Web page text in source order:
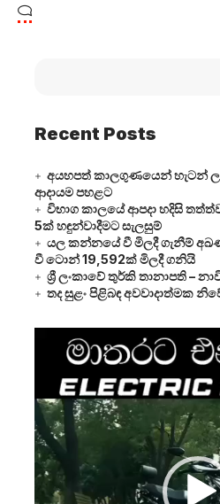
Recent Posts
අයහපත් කාලගුණයෙන් හැටන්
ආදායම පහළට
විභාග කාලයේ ආපදා හදිසි
5ක් හඳුන්වාදීමට සැලසුම්
යල කන්නයේ වී මිලදී ගැනීම්
වී ටොන් 19,592ක් මිලදී ගනියි
ශ්‍රී ලංකාවේ තුර්කි තානාපති –
තද සුළං පිළිබඳ අවවාදාත්මක
Player